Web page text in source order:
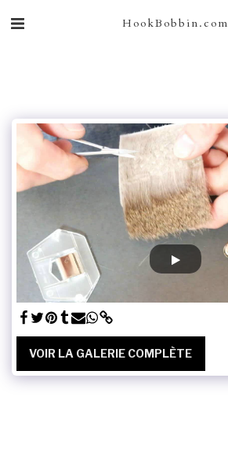
HookBobbin.com
VOIR LA GALERIE COMPLÈTE